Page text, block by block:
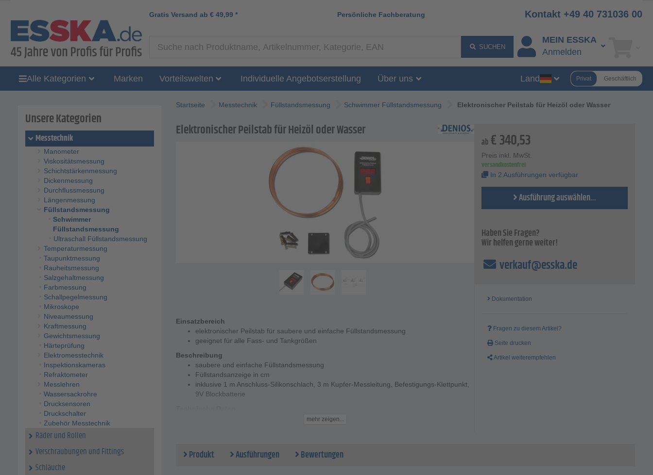
Gratis Versand ab € 49,99 * Persönliche Fachberatung Kontakt +49 40 731036 00
SUCHEN
MEIN ESSKA
Anmelden
Alle Kategorien Marken Vorteilswelten Individuelle Angebotserstellung Über uns Land Privat Geschäftlich
Unsere Kategorien
Messtechnik
Manometer
Viskositätsmessung
Schichtstärkenmessung
Dickenmessung
Durchflussmessung
Längenmessung
Füllstandsmessung
Schwimmer
Füllstandsmessung
Ultraschall Füllstandsmessung
Temperaturmessung
Taupunktmessung
Rauheitsmessung
Salzgehaltmessung
Farbmessung
Schallpegelmessung
Mikroskope
Niveaumessung
Kraftmessung
Gewichtsmessung
Härteprüfung
Elektromesstechnik
Inspektionskameras
Refraktometer
Messlehren
Wassersackrohre
Drucksensoren
Druckschalter
Zubehör Messtechnik
Räder und Rollen
Verschraubungen und Fittings
Schläuche
Startseite Messtechnik Füllstandsmessung Schwimmer Füllstandsmessung Elektronischer Peilstab für Heizöl oder Wasser
Elektronischer Peilstab für Heizöl oder Wasser
Einsatzbereich
elektronischer Peilstab für saubere und einfache Füllstandsmessung
geeignet für alle Fass- und Tankgrößen
Beschreibung
saubere und einfache Füllstandsmessung
Füllstandsanzeige in cm
inklusive 1 m Anschluss-Silikonschlach, 3 m Kupfer-Messleitung, Befestigungs-Klettpunkt,
9V Blockbatterie
mehr zeigen...
ab €340,53
Preis inkl. MwSt.
versandkostenfrei
In 2 Ausführungen verfügbar
Ausführung auswählen...
Haben Sie Fragen?
Wir helfen gerne weiter!
verkauf@esska.de
Dokumentation
Fragen zu diesem Artikel?
Seite drucken
Artikel weiterempfehlen
Produkt Ausführungen Bewertungen